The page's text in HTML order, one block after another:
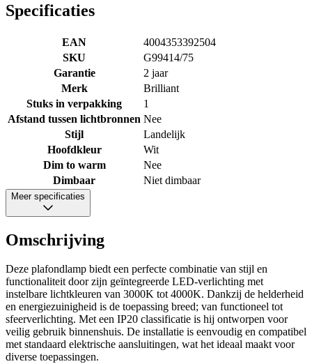
Specificaties
EAN
4004353392504
SKU
G99414/75
Garantie
2 jaar
Merk
Brilliant
Stuks in verpakking
1
Afstand tussen lichtbronnen Nee
Stijl
Landelijk
Hoofdkleur
Wit
Dim to warm
Nee
Dimbaar
Niet dimbaar
Meer specificaties
Omschrijving
Deze plafondlamp biedt een perfecte combinatie van stijl en
functionaliteit door zijn geïntegreerde LED-verlichting met
instelbare lichtkleuren van 3000K tot 4000K. Dankzij de helderheid
en energiezuinigheid is de toepassing breed; van functioneel tot
sfeerverlichting. Met een IP20 classificatie is hij ontworpen voor
veilig gebruik binnenshuis. De installatie is eenvoudig en compatibel
met standaard elektrische aansluitingen, wat het ideaal maakt voor
diverse toepassingen.